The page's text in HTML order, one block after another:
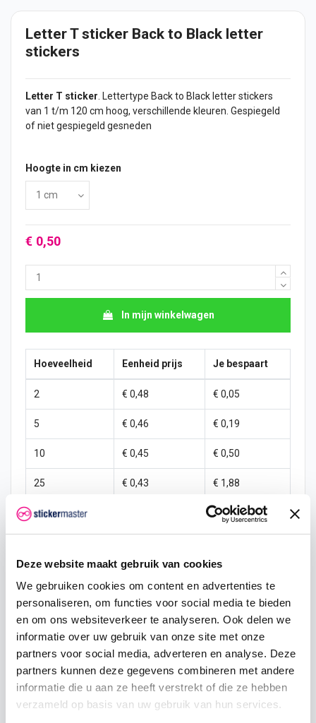
Deze website maakt gebruik van cookies
We gebruiken cookies om content en advertenties te
personaliseren, om functies voor social media te bieden
en om ons websiteverkeer te analyseren. Ook delen we
informatie over uw gebruik van onze site met onze
partners voor social media, adverteren en analyse. Deze
partners kunnen deze gegevens combineren met andere
informatie die u aan ze heeft verstrekt of die ze hebben
verzameld op basis van uw gebruik van hun services.
Letter T sticker Back to Black letter
stickers
Letter T sticker . Lettertype Back to Black letterstickers
van 1 t/m 120 cm hoog, verschillende kleuren. Gespiegeld
of niet gespiegeld gesneden
Hoogte in cm kiezen
€ 0,50
In mijn winkelwagen
Hoeveelheid Eenheid prijs Je bespaart
2 € 0,48 € 0,05
5 € 0,46 € 0,19
10 € 0,45 € 0,50
25 € 0,43 € 1,88
50 € 5,00
€ 0,35
500 € 0,30 € 100,00
1000 € 0,25 € 250,00